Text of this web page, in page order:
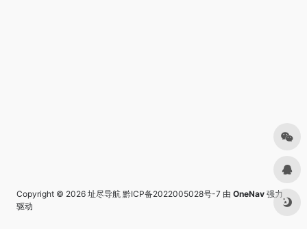
Copyright © 2026 址尽导航 黔ICP备2022005028号-7 由 OneNav 强力
驱动